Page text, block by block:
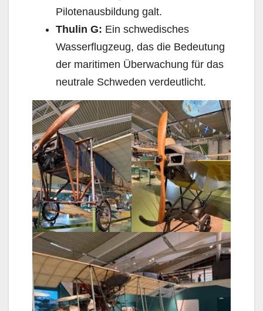
Pilotenausbildung galt.
Thulin G: Ein schwedisches
Wasserflugzeug, das die Bedeutung
der maritimen Überwachung für das
neutrale Schweden verdeutlicht.